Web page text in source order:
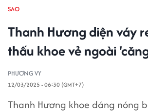
SAO
Thanh Hương diện váy
thấu khoe vẻ ngoài
PHƯƠNG VY
12/03/2025 - 06:30 (GMT+7)
Thanh Hương khoe dáng nóng